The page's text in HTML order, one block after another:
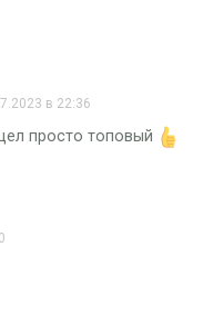
в 22:36
просто топовый